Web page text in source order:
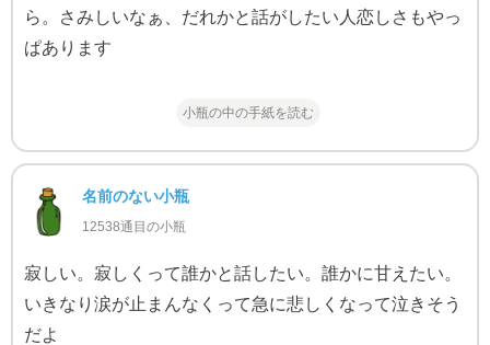
ら。さみしいなぁ、だれかと話がしたい人恋しさもやっ
ぱあります
小瓶の中の手紙を読む
名前のない小瓶
12538通目の小瓶
寂しい。寂しくって誰かと話したい。誰かに甘えたい。
いきなり涙が止まんなくって急に悲しくなって泣きそう
だよ